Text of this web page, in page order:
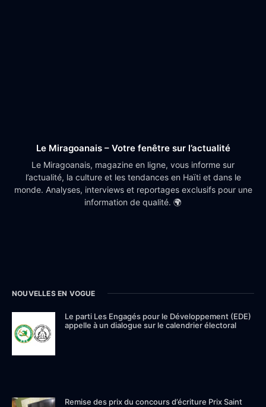
Le Miragoanais – Votre fenêtre sur l’actualité
Le Miragoanais, magazine en ligne, vous informe sur
l’actualité, la culture et les tendances en Haïti et dans le
monde. Analyses, interviews et reportages exclusifs pour une
information de qualité. 🌍
NOUVELLES EN VOGUE
Le parti Les Engagés pour le Développement (EDE)
appelle à un dialogue sur le calendrier électoral
Remise des prix du concours d’écriture Prix Saint